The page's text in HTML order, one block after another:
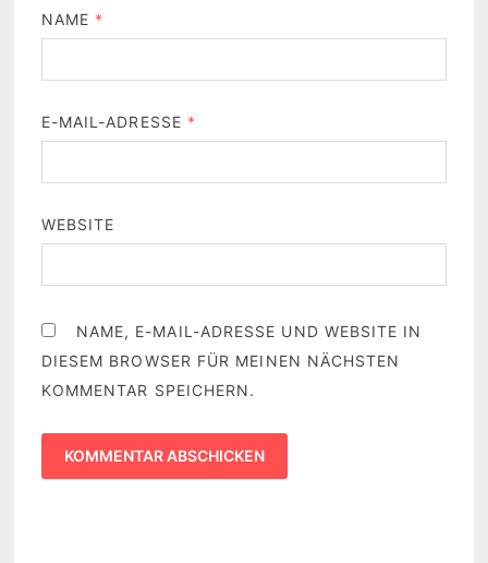
NAME *
E-MAIL-ADRESSE *
WEBSITE
NAME, E-MAIL-ADRESSE UND WEBSITE IN
DIESEM BROWSER FÜR MEINEN NÄCHSTEN
KOMMENTAR SPEICHERN.